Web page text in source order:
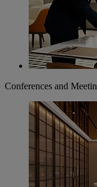
Conferences and